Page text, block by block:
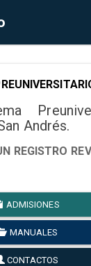
Andrés.
REGISTRO
ADMISIONES
MANUALES
CONTACTOS